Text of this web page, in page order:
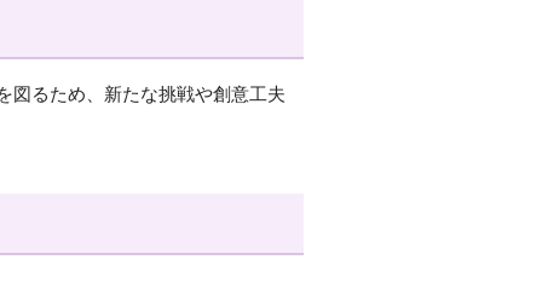
図るため、新たな挑戦や創意工夫